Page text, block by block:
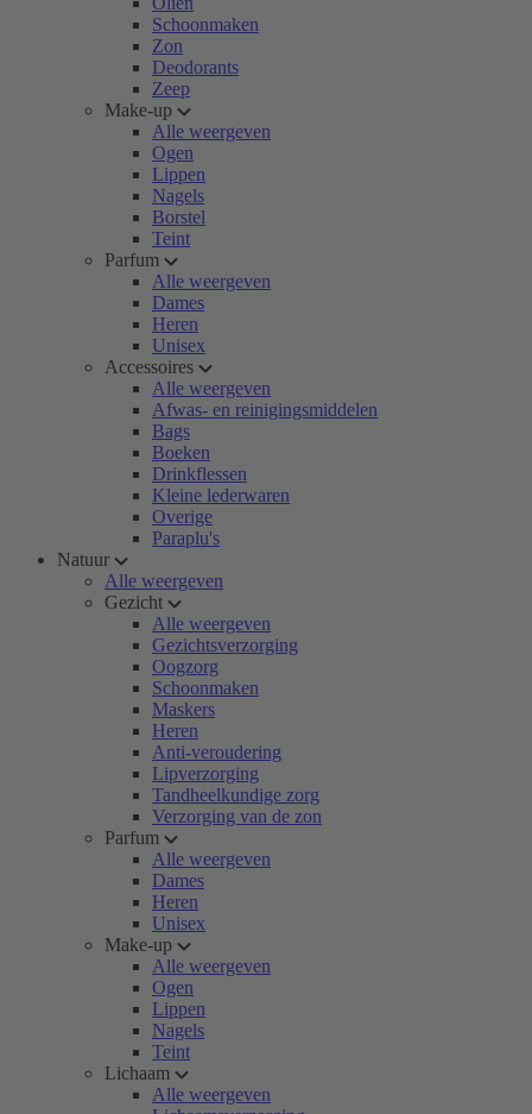
Schoonmaken
Zon
Deodorants
Zeep
Make-up
Alle weergeven
Ogen
Lippen
Nagels
Borstel
Teint
Parfum
Alle weergeven
Dames
Heren
Unisex
Accessoires
Alle weergeven
Afwas- en reinigingsmiddelen
Bags
Boeken
Drinkflessen
Kleine lederwaren
Overige
Paraplu's
Natuur
Alle weergeven
Gezicht
Alle weergeven
Gezichtsverzorging
Oogzorg
Schoonmaken
Maskers
Heren
Anti-veroudering
Lipverzorging
Tandheelkundige zorg
Verzorging van de zon
Parfum
Alle weergeven
Dames
Heren
Unisex
Make-up
Alle weergeven
Ogen
Lippen
Nagels
Teint
Lichaam
Alle weergeven